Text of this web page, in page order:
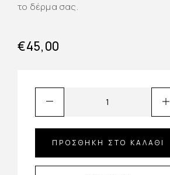
το δέρμα σας.
€45,00
ΠΡΟΣΘΉΚΗ ΣΤΟ ΚΑΛΆΘΙ